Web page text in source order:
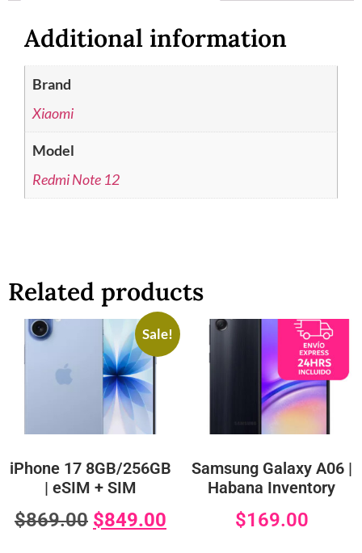
Additional information
Brand
Xiaomi
Model
Redmi Note 12
Related products
Sale!
iPhone 17 8GB/256GB
| eSIM + SIM
$869.00 $849.00
Samsung Galaxy A06 |
Habana Inventory
$169.00